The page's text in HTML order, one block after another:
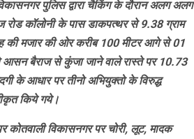
पुलिस द्वारा चैकिंग के दौरान अलग अलग
रोड कॉलोनी के पास डाकपत्थर से 9.38 ग्राम
की मजार की ओर करीब 100 मीटर आगे से 01
बैराज से कुंजा जाने वाले रास्ते पर 10.73
के आधार पर तीनो अभियुक्तो के विरुद्ध
किये गये।
कोतवाली विकासनगर पर चोरी, लूट, मादक